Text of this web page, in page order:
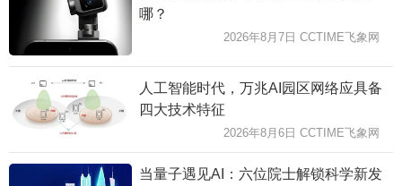
哪？
2026年8月7日 CCTIME飞象网
人工智能时代，万兆AI园区网络应具备
四大技术特征
2026年8月6日 CCTIME飞象网
当量子遇见AI：六位院士解锁科学新发